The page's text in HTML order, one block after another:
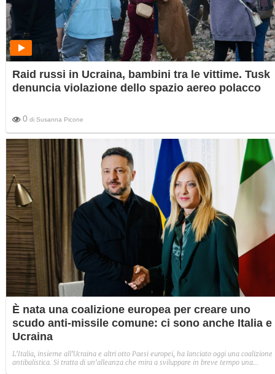
Raid russi in Ucraina, bambini tra le vittime. Tusk
denuncia violazione dello spazio aereo polacco
0 di Susanna Picone
È nata una coalizione europea per creare uno
scudo anti-missile comune: ci sono anche Italia e
Ucraina
L'Italia, insieme all'Ucraina e altri otto Paesi europei, ha lanciato oggi una coalizione
antibalistica. Si tratta di un'alleanza che mira a sviluppare in breve tempo una